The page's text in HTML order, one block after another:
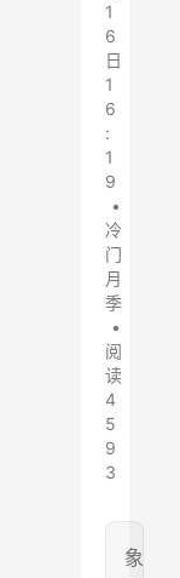
1
6
日
1
6
:
1
9
•
冷
门
月
季
•
阅
读
4
5
9
3
象